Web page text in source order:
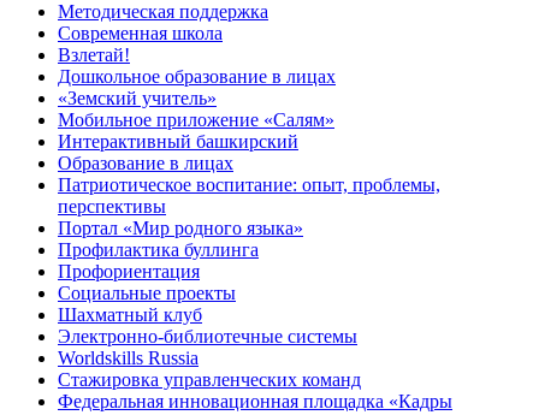
Методическая поддержка
Современная школа
Взлетай!
Дошкольное образование в лицах
«Земский учитель»
Мобильное приложение «Салям»
Интерактивный башкирский
Образование в лицах
Патриотическое воспитание: опыт, проблемы,
перспективы
Портал «Мир родного языка»
Профилактика буллинга
Профориентация
Социальные проекты
Шахматный клуб
Электронно-библиотечные системы
Worldskills Russia
Стажировка управленческих команд
Федеральная инновационная площадка «Кадры